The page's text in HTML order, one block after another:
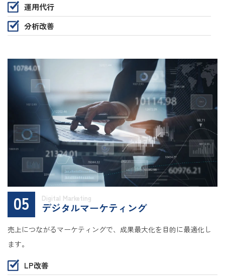
運用代行
分析改善
05 Digital Marketing
デジタルマーケティング
売上につながるマーケティングで、成果最大化を目的に最適化し
ます。
LP改善